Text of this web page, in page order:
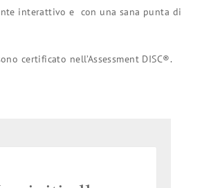
interattivo e con una sana punta di
certificato nell’Assessment DISC®.